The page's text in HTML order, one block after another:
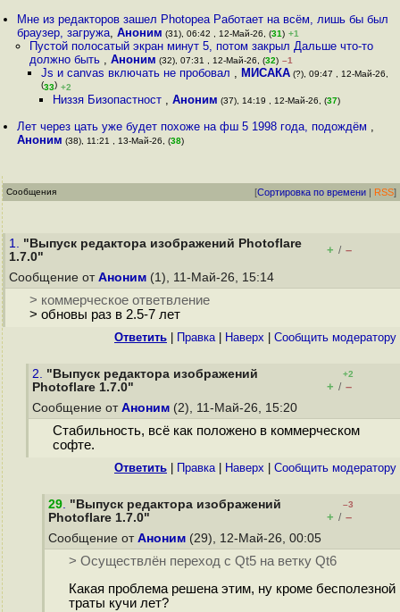
Мне из редакторов зашел Photopea Работает на всём, лишь бы был
браузер, загружа,Аноним (31), 06:42 , 12-Май-26, (31) +1
Пустой полосатый экран минут 5, потом закрыл Дальше что-то
должно быть , Аноним (32), 07:31 , 12-Май-26, (32) –1
Js и canvas включать не пробовал , МИСАКА(?), 09:47 , 12-Май-26,
(33) +2
Низзя Бизопастност ,Аноним (37), 14:19 , 12-Май-26, (37)
Лет через цать уже будет похоже на фш 5 1998 года, подождём ,
Аноним (38), 11:21 , 13-Май-26, (38)
Сообщения [Сортировка по времени | RSS]
1. "Выпуск редактора изображений Photoflare
1.7.0"
+ / –
Сообщение от Аноним (1), 11-Май-26, 15:14
> коммерческое ответвление
> обновы раз в 2.5-7 лет
Ответить Правка| Наверх Cообщить модератору
2. "Выпуск редактора изображений
Photoflare 1.7.0"
+2
+ / –
Сообщение от Аноним (2), 11-Май-26, 15:20
Стабильность, всё как положено в коммерческом
софте.
Ответить Правка| Наверх Cообщить модератору
29. "Выпуск редактора изображений
Photoflare 1.7.0"
–3
+ / –
Сообщение от Аноним (29), 12-Май-26, 00:05
> Осуществлён переход c Qt5 на ветку Qt6
Какая проблема решена этим, ну кроме бесполезной
траты кучи лет?